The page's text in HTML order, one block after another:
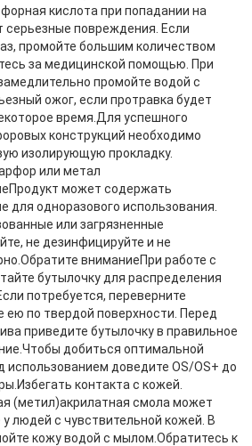
кислота при попадании на
серьезные повреждения. Если
промойте большим количеством
за медицинской помощью. При
промойте водой с
ожог, если протравка будет
время.Для успешного
конструкций необходимо
изолирующую прокладку.
или метал
может содержать
для одноразового использования.
или загрязненные
не дезинфицируйте и не
вниманиеПри работе с
бутылочку для распределения
потребуется, переверните
ею по твердой поверхности. Перед
приведите бутылочку в правильное
добиться оптимальной
использованием доведите OS/OS+ до
контакта с кожей.
(метил)акрилатная смола может
людей с чувствительной кожей. В
кожу водой с мылом.Обратитесь к